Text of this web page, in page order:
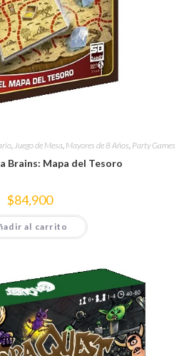
,Juego de Mesa, Mayores de 8 Años, Party Games
Brains: Mapa del Tesoro
$84,900
al carrito